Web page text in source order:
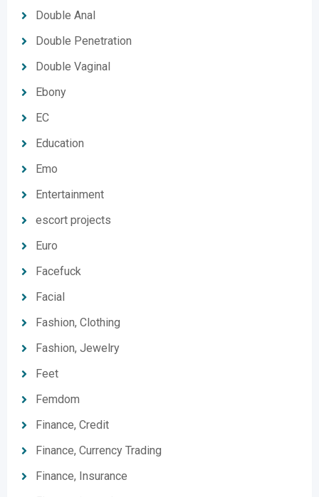
Double Anal
Double Penetration
Double Vaginal
Ebony
EC
Education
Emo
Entertainment
escort projects
Euro
Facefuck
Facial
Fashion, Clothing
Fashion, Jewelry
Feet
Femdom
Finance, Credit
Finance, Currency Trading
Finance, Insurance